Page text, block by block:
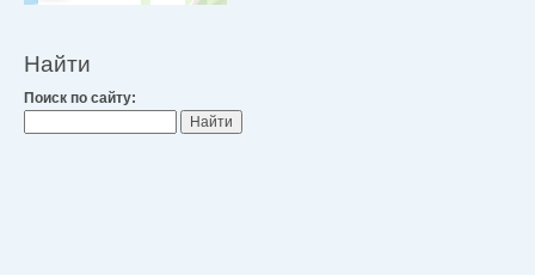
Найти
Поиск по сайту: